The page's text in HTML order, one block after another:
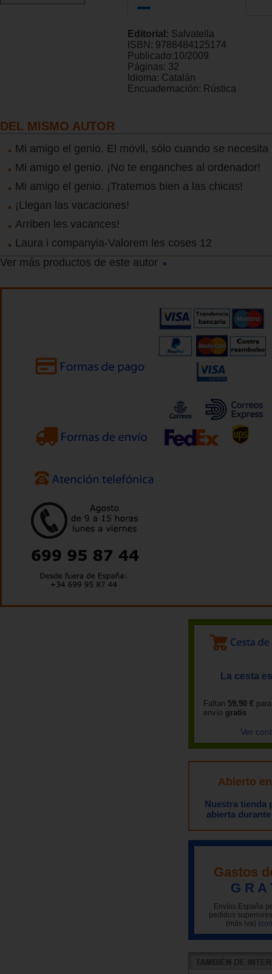
Editorial: Salvatella
ISBN: 9788484125174
Publicado:10/2009
Páginas: 32
Idioma: Catalán
Encuadernación: Rústica
DEL MISMO AUTOR
Mi amigo el genio. El móvil, sólo cuando se necesita
Mi amigo el genio. ¡No te enganches al ordenador!
Mi amigo el genio. ¡Tratemos bien a las chicas!
¡Llegan las vacaciones!
Arriben les vacances!
Laura i companyia-Valorem les coses 12
Ver más productos de este autor
La cesta
Faltan 59,90 €
envío gratis
Ver
Abierto
Nuestra tienda
abierta
Gastos
G R A
Envíos España
pedidos
(más iva)